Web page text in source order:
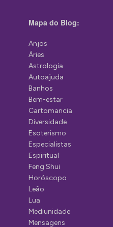
Mapa do Blog:
Anjos
Áries
Astrologia
Autoajuda
Banhos
Bem-estar
Cartomancia
Diversidade
Esoterismo
Especialistas
Espiritual
Feng Shui
Horóscopo
Leão
Lua
Mediunidade
Mensagens